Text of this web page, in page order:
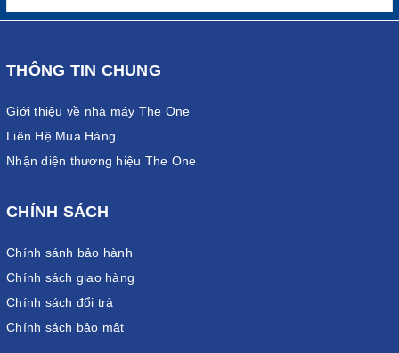
THÔNG TIN CHUNG
Giới thiệu về nhà máy The One
Liên Hệ Mua Hàng
Nhận diện thương hiệu The One
CHÍNH SÁCH
Chính sánh bảo hành
Chính sách giao hàng
Chính sách đổi trả
Chính sách bảo mật